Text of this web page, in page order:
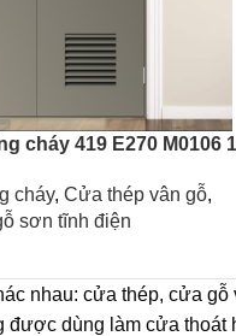
cháy 419 E270 M0106 1
cháy, Cửa thép vân gỗ,
sơn tĩnh điện
nhau: cửa thép, cửa gỗ
dùng làm cửa